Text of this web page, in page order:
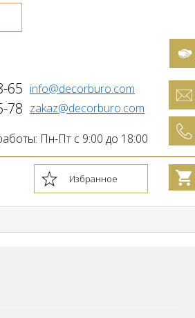
65
78
info@decorburo.com
zakaz@decorburo.com
Пн-Пт с 9:00 до 18:00
Избранное